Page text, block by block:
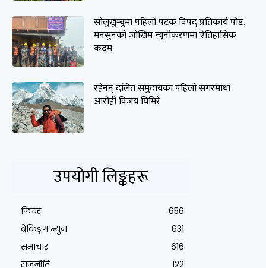
सोलुखुम्बुमा पहिलो पटक विपद् प्रतिकार्य पोष्ट,
मनसुनको जोखिम न्यूनीकरणमा ऐतिहासिक
कदम
रहेनन् दलित समुदायका पहिलो सगरमाथा
आरोही विजय घिमिरे
उपयोगी लिङ्कहरू
फिचर
656
ब्रेकिङ्ग न्युज
631
समाचार
616
राजनीति
122